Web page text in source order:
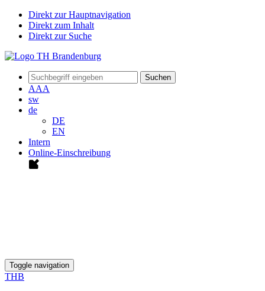
Direkt zur Hauptnavigation
Direkt zum Inhalt
Direkt zur Suche
Suchen
AAA
sw
de
DE
EN
Intern
Online-Einschreibung
Toggle navigation
THB